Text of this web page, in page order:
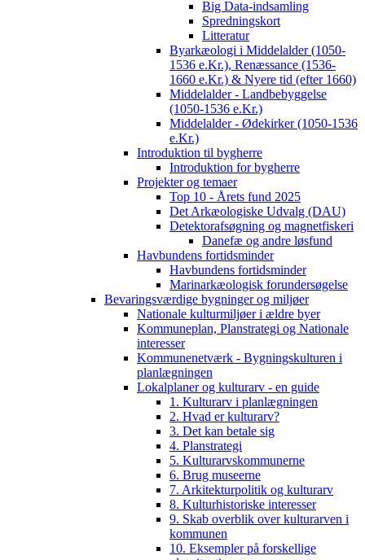
Big Data-indsamling
Spredningskort
Litteratur
Byarkæologi i Middelalder (1050-
1536 e.Kr.), Renæssance (1536-
1660 e.Kr.) & Nyere tid (efter 1660)
Middelalder - Landbebyggelse
(1050-1536 e.Kr.)
Middelalder - Ødekirker (1050-1536
e.Kr.)
Introduktion til bygherre
Introduktion for bygherre
Projekter og temaer
Top 10 - Årets fund 2025
Det Arkæologiske Udvalg (DAU)
Detektorafsøgning og magnetfiskeri
Danefæ og andre løsfund
Havbundens fortidsminder
Havbundens fortidsminder
Marinarkæologisk forundersøgelse
Bevaringsværdige bygninger og miljøer
Nationale kulturmiljøer i ældre byer
Kommuneplan, Planstrategi og Nationale
interesser
Kommunenetværk - Bygningskulturen i
planlægningen
Lokalplaner og kulturarv - en guide
1. Kulturarv i planlægningen
2. Hvad er kulturarv?
3. Det kan betale sig
4. Planstrategi
5. Kulturarvskommunerne
6. Brug museerne
7. Arkitekturpolitik og kulturarv
8. Kulturhistoriske interesser
9. Skab overblik over kulturarven i
kommunen
10. Eksempler på forskellige